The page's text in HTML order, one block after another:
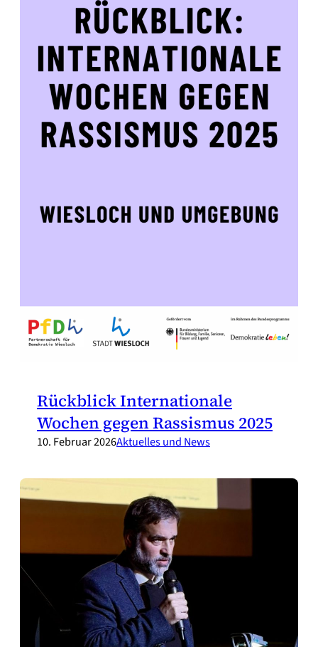
Rückblick Internationale
Wochen gegen Rassismus 2025
10. Februar 2026Aktuelles und News